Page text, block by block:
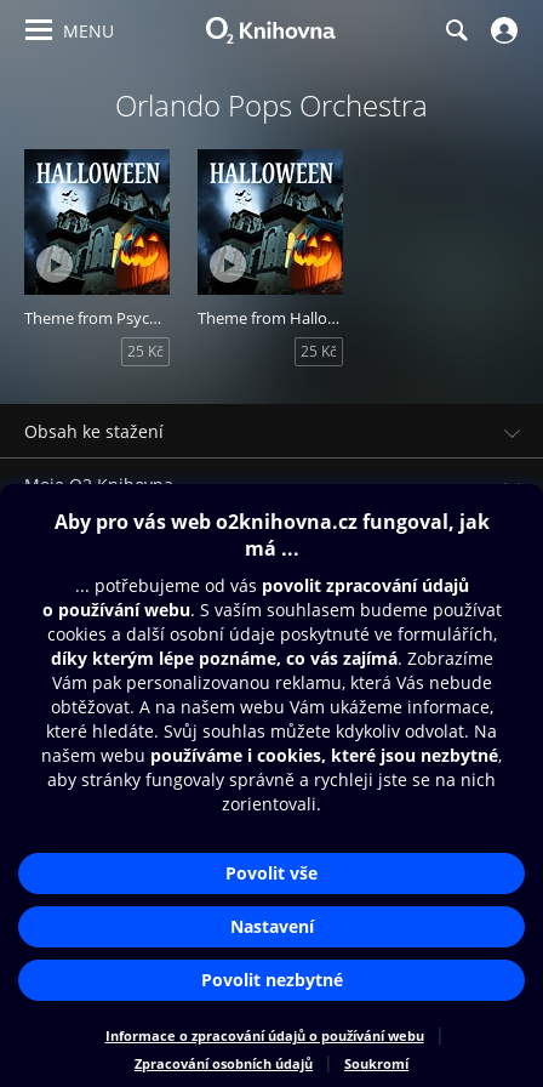
MENU
Orlando Pops Orchestra
Theme from Psycho - Prelude
25 Kč
Theme from Halloween
25 Kč
Obsah ke stažení
Moje O2 Knihovna
Další zábava
© O2 Czech Republic a.s.
Nákupní řád
Přístupnost
Zásady zpracování osobních údajů
Cookies
Aplikace O2 Knihovna
Čti a poslouchej své e-knihy a
audioknihy rychleji a pohodlněji.